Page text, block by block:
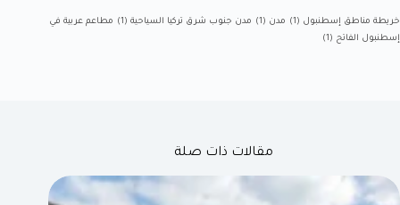
خريطة مناطق إسطنبول (1) مدن (1) مدن جنوب شرق تركيا السياحية (1)
مطاعم عربية في
إسطنبول الفاتح (1)
مقالات ذات صلة